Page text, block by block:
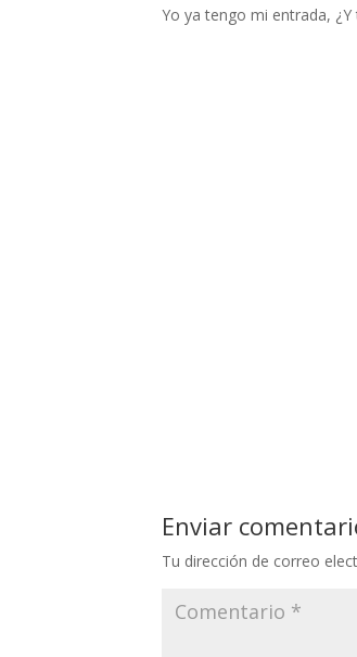
Yo ya tengo mi entrada, ¿Y
Enviar
Tu dirección de correo